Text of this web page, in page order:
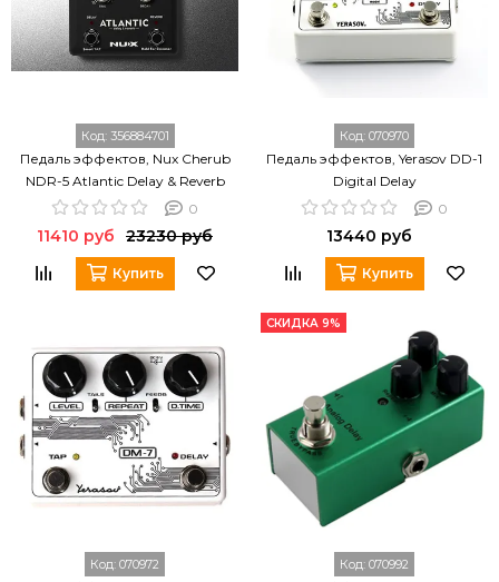
Код: 356884701
Педаль эффектов, Nux Cherub
NDR-5 Atlantic Delay & Reverb
0
11410 руб 23230 руб
Купить
Код: 070970
Педаль эффектов, Yerasov DD-1
Digital Delay
0
13440 руб
Купить
Код: 070972
СКИДКА 9%
Код: 070992